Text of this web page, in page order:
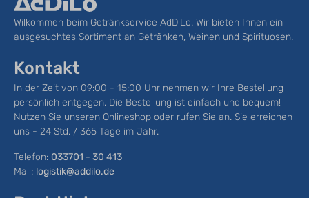
Wilkommen beim Getränkservice AdDiLo. Wir bieten Ihnen ein
ausgesuchtes Sortiment an Getränken, Weinen und Spirituosen.
Kontakt
In der Zeit von 09:00 - 15:00 Uhr nehmen wir Ihre Bestellung
persönlich entgegen. Die Bestellung ist einfach und bequem!
Nutzen Sie unseren Onlineshop oder rufen Sie an. Sie erreichen
uns - 24 Std. / 365 Tage im Jahr.
Telefon: 033701 - 30 413
Mail: logistik@addilo.de